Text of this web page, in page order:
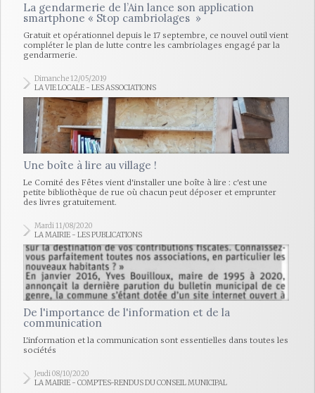
La gendarmerie de l’Ain lance son application
smartphone « Stop cambriolages »
Gratuit et opérationnel depuis le 17 septembre, ce nouvel outil vient
compléter le plan de lutte contre les cambriolages engagé par la
gendarmerie.
Dimanche 12/05/2019
LA VIE LOCALE - LES ASSOCIATIONS
Une boîte à lire au village !
Le Comité des Fêtes vient d'installer une boîte à lire : c'est une
petite bibliothèque de rue où chacun peut déposer et emprunter
des livres gratuitement.
Mardi 11/08/2020
LA MAIRIE - LES PUBLICATIONS
De l'importance de l'information et de la
communication
L'information et la communication sont essentielles dans toutes les
sociétés
Jeudi 08/10/2020
LA MAIRIE - COMPTES-RENDUS DU CONSEIL MUNICIPAL